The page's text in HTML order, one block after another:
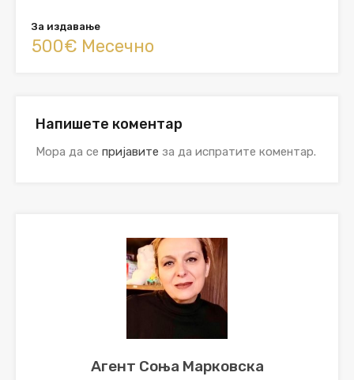
За издавање
500€ Месечно
Напишете коментар
Мора да се пријавите за да испратите коментар.
Агент Соња Марковска